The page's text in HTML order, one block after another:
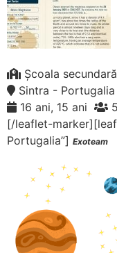
Școala
Sintra - Portugalia
16 ani, 15 ani
[/leaflet-
Portugalia”] Exoteam